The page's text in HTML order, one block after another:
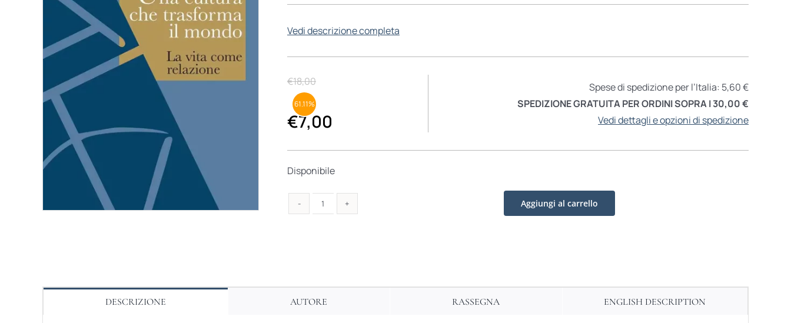
Vedi descrizione completa
€18,00
€7,00
61.11%
Spese di spedizione per l’Italia: 5,60 €
SPEDIZIONE GRATUITA PER ORDINI SOPRA I 30,00 €
Vedi dettagli e opzioni di spedizione
Disponibile
Una
Aggiungi al carrello
DESCRIZIONE AUTORE RASSEGNA ENGLISH DESCRIPTION